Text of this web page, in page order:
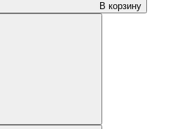
В корзину